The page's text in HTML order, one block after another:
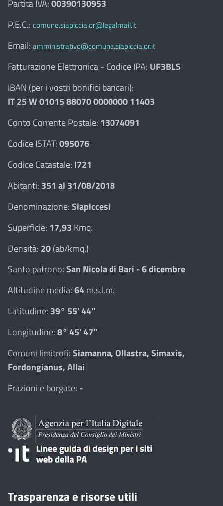
Partita IVA:00390130953
P.E.C.: comune.siapiccia.or@legalmail.it
Email: amministrativo@comune.siapiccia.or.it
Fatturazione Elettronica - Codice IPA: UF3BLS
IBAN (per i vostri bonifici bancari):
IT 25 W 01015 88070 0000000 11403
Conto Corrente Postale: 13074091
Codice ISTAT:095076
Codice Catastale: I721
Abitanti: 351 al 31/08/2018
Denominazione:Siapiccesi
Superficie: 17,93 Kmq.
Densità: 20(ab/kmq.)
Santo patrono:San Nicola di Bari - 6 dicembre
Altitudine media:64m.s.l.m.
Latitudine: 39° 55' 44''
Longitudine:8° 45' 47''
Comuni limitrofi:Siamanna, Ollastra, Simaxis,
Fordongianus, Allai
Frazioni e borgate: -
Trasparenza e risorse utili